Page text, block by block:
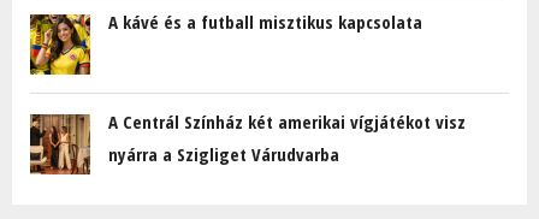
A kávé és a futball misztikus kapcsolata
A Centrál Színház két amerikai vígjátékot visz
nyárra a Szigliget Várudvarba